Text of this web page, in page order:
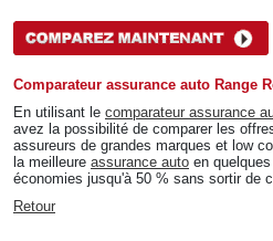
Comparateur assurance auto Range
En utilisant le comparateur assurance
avez la possibilité de comparer les
assureurs de grandes marques et low
la meilleure assurance auto en
économies jusqu'à 50 % sans sortir de
Retour